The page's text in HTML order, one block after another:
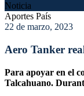
Noticia
Aportes País
22 de marzo, 2023
Aero Tanker
Para apoyar en el
Talcahuano.